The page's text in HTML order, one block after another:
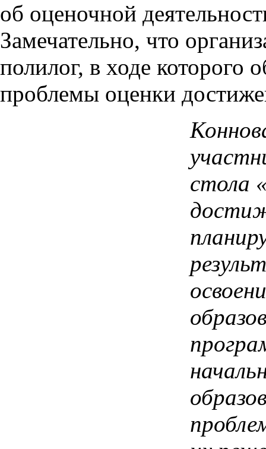
об оценочной
Замечательно, что
полилог, в ходе которого
проблемы оценки
стола